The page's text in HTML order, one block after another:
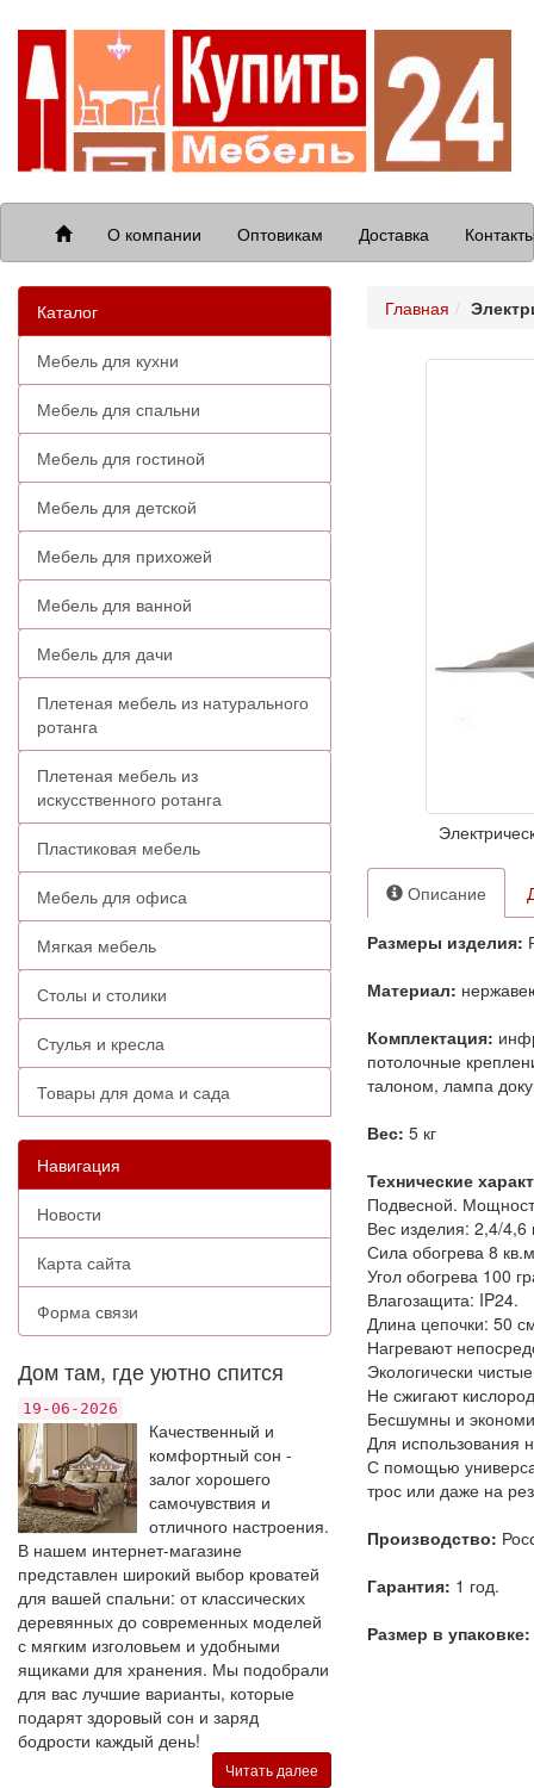
О компании Оптовикам Доставка
Каталог
Мебель для кухни
Мебель для спальни
Мебель для гостиной
Мебель для детской
Мебель для прихожей
Мебель для ванной
Мебель для дачи
Плетеная мебель из натурального
ротанга
Плетеная мебель из
искусственного ротанга
Пластиковая мебель
Мебель для офиса
Мягкая мебель
Столы и столики
Стулья и кресла
Товары для дома и сада
Навигация
Новости
Карта сайта
Форма связи
Дом там, где уютно спится
19-06-2026
Качественный и
комфортный сон -
залог хорошего
самочувствия и
отличного настроения.
В нашем интернет-магазине
представлен широкий выбор кроватей
для вашей спальни: от классических
деревянных до современных моделей
с мягким изголовьем и удобными
ящиками для хранения. Мы подобрали
для вас лучшие варианты, которые
подарят здоровый сон и заряд
бодрости каждый день!
Читать далее
Главная
Описание
Размеры изделия:
Материал:
Комплектация:
потолочные
талоном, лампа
Вес: 5 кг
Технические
Подвесной.
Вес изделия: 2,4/4,6
Сила обогрева 8
Угол обогрева 100
Влагозащита: IP24.
Длина цепочки: 50
Нагревают
Экологически
Не сжигают
Бесшумны и
Для использования
С помощью
трос или даже на
Производство:
Гарантия: 1 год.
Размер в упаковке: